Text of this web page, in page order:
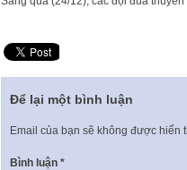
Để lại một bình luận
Email của bạn sẽ không được hiển
Bình luận *